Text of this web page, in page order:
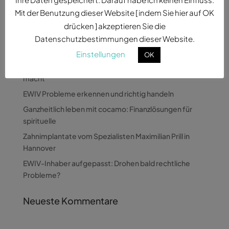
Neueste Beiträge
macht
EWIV Probleme erkennen und richtig handeln
Ganzheitlich leben mit cocamo: Finanzlösungen für
spirituelle
Zahnimplantate vom Spezialisten Maximilian Prill in
Hannover
EWIV-Inhaber aufgepasst: Drohen bald rechtliche
Probleme?
Neueste Kommentare
Mit der Benutzung dieser Website [ indem Sie hier auf OK
drücken ] akzeptieren Sie die
Datenschutzbestimmungen dieser Website.
Einstellungen
OK